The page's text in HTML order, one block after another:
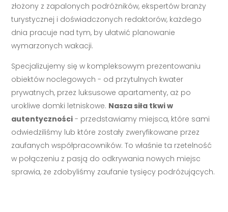
złożony z zapalonych podróżników, ekspertów branży
turystycznej i doświadczonych redaktorów, każdego
dnia pracuje nad tym, by ułatwić planowanie
wymarzonych wakacji.
Specjalizujemy się w kompleksowym prezentowaniu
obiektów noclegowych - od przytulnych kwater
prywatnych, przez luksusowe apartamenty, aż po
urokliwe domki letniskowe. Nasza siła tkwi w
autentyczności - przedstawiamy miejsca, które sami
odwiedziliśmy lub które zostały zweryfikowane przez
zaufanych współpracowników. To właśnie ta rzetelność
w połączeniu z pasją do odkrywania nowych miejsc
sprawia, że zdobyliśmy zaufanie tysięcy podróżujących.